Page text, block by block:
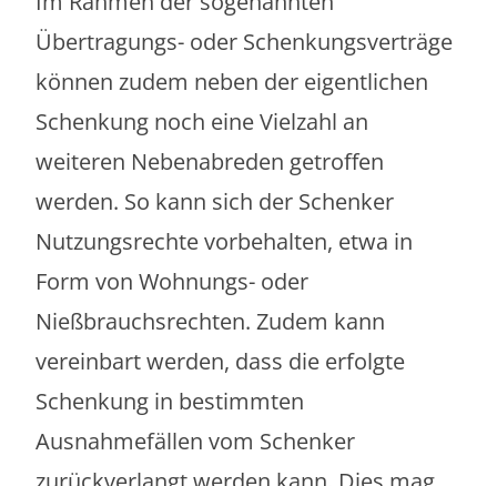
Übertragungs- oder Schenkungsverträge
können zudem neben der eigentlichen
Schenkung noch eine Vielzahl an
weiteren Nebenabreden getroffen
werden. So kann sich der Schenker
Nutzungsrechte vorbehalten, etwa in
Form von Wohnungs- oder
Nießbrauchsrechten. Zudem kann
vereinbart werden, dass die erfolgte
Schenkung in bestimmten
Ausnahmefällen vom Schenker